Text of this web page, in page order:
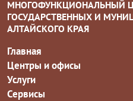
МНОГОФУНКЦИОНАЛЬНЫЙ
ГОСУДАРСТВЕННЫХ И
АЛТАЙСКОГО КРАЯ
Главная
Центры и офисы
Услуги
Сервисы